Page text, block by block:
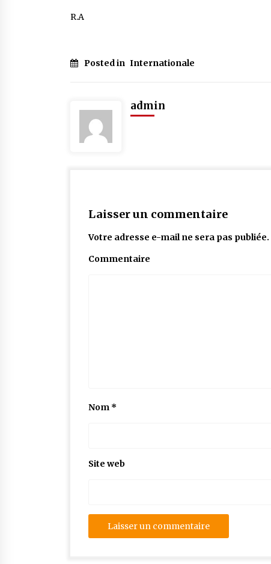
R.A
Posted in Internationale
admin
Laisser un commentaire
Votre adresse e-mail ne sera pas publiée.
Commentaire
Nom *
Site web